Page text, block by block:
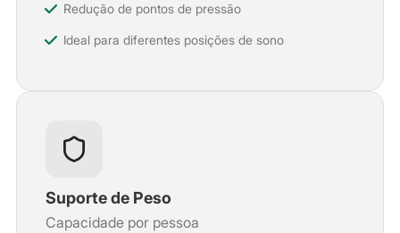
Redução de pontos de pressão
Ideal para diferentes posições de sono
Suporte de Peso
Capacidade por pessoa